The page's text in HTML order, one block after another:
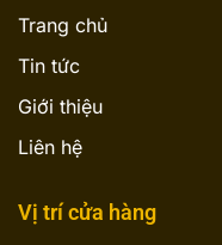
Trang chủ
Tin tức
Giới thiệu
Liên hệ
Vị trí cửa hàng